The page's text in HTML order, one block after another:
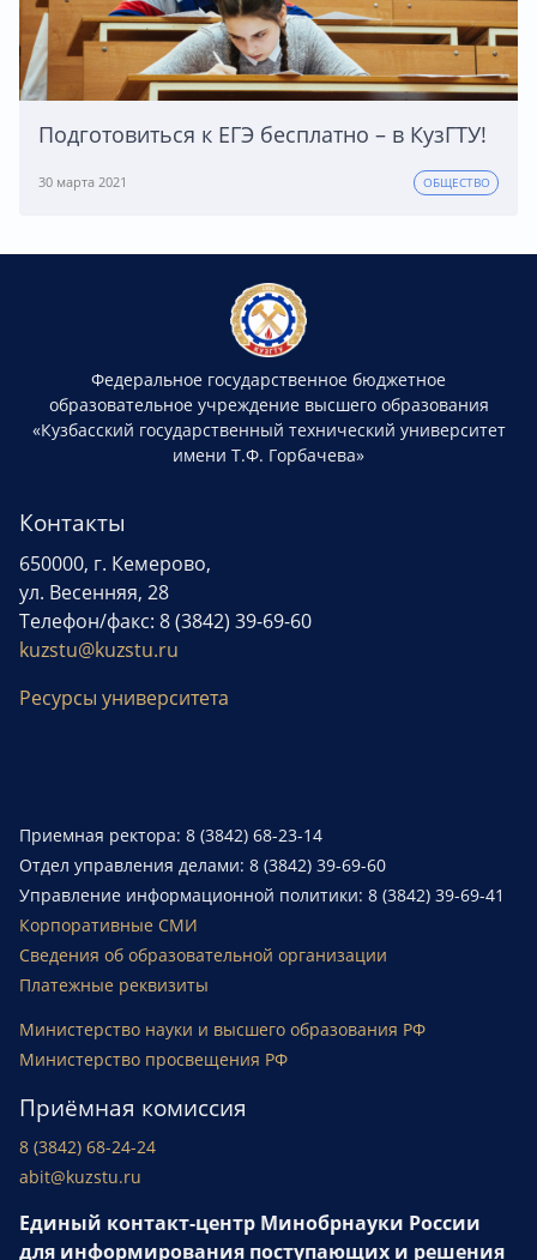
Подготовиться к ЕГЭ бесплатно – в КузГТУ!
30 марта 2021 ОБЩЕСТВО
Федеральное государственное бюджетное
образовательное учреждение высшего образования
«Кузбасский государственный технический университет
имени Т.Ф. Горбачева»
Контакты
650000, г. Кемерово,
ул. Весенняя, 28
Телефон/факс: 8 (3842) 39-69-60
kuzstu@kuzstu.ru
Ресурсы университета
Приемная ректора: 8 (3842) 68-23-14
Отдел управления делами: 8 (3842) 39-69-60
Управление информационной политики: 8 (3842) 39-69-41
Корпоративные СМИ
Сведения об образовательной организации
Платежные реквизиты
Министерство науки и высшего образования РФ
Министерство просвещения РФ
Приёмная комиссия
8 (3842) 68-24-24
abit@kuzstu.ru
Единый контакт-центр Минобрнауки России
для информирования поступающих и решения